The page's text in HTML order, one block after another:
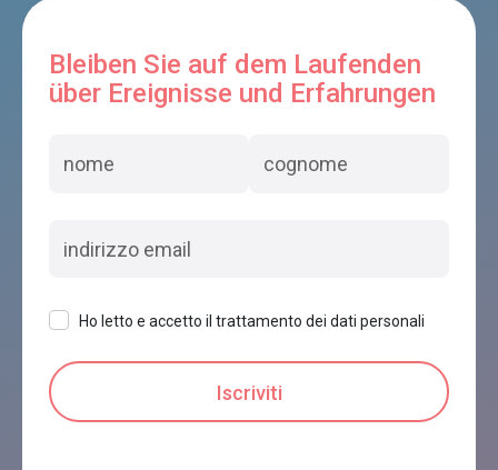
Bleiben Sie auf dem Laufenden
über Ereignisse und Erfahrungen
Ho letto e accetto il trattamento dei dati personali